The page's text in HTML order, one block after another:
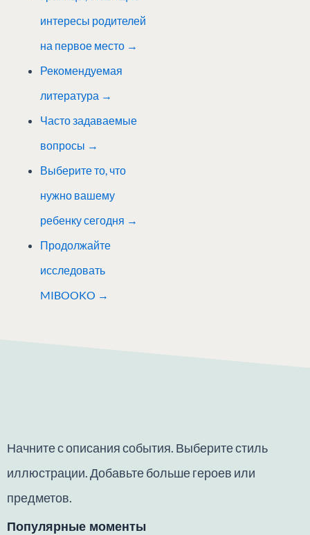
интересы родителей
на первое место →
Рекомендуемая
литература →
Часто задаваемые
вопросы →
Выберите то, что
нужно вашему
ребенку сегодня →
Продолжайте
исследовать
MIBOOKO →
Начните с описания события. Выберите стиль
иллюстрации. Добавьте больше героев или
предметов.
Популярные моменты